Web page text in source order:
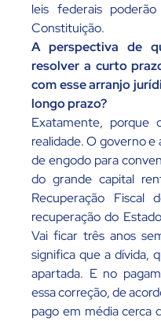
leis federais
Constituição.
A perspectiva de
resolver a curto
com esse arranjo
longo prazo?
Exatamente, porque
realidade. O governo
de engodo para
do grande capital
Recuperação
recuperação do
Vai ficar três anos
significa que a dívida,
apartada. E no
essa correção, de
pago em média cerca